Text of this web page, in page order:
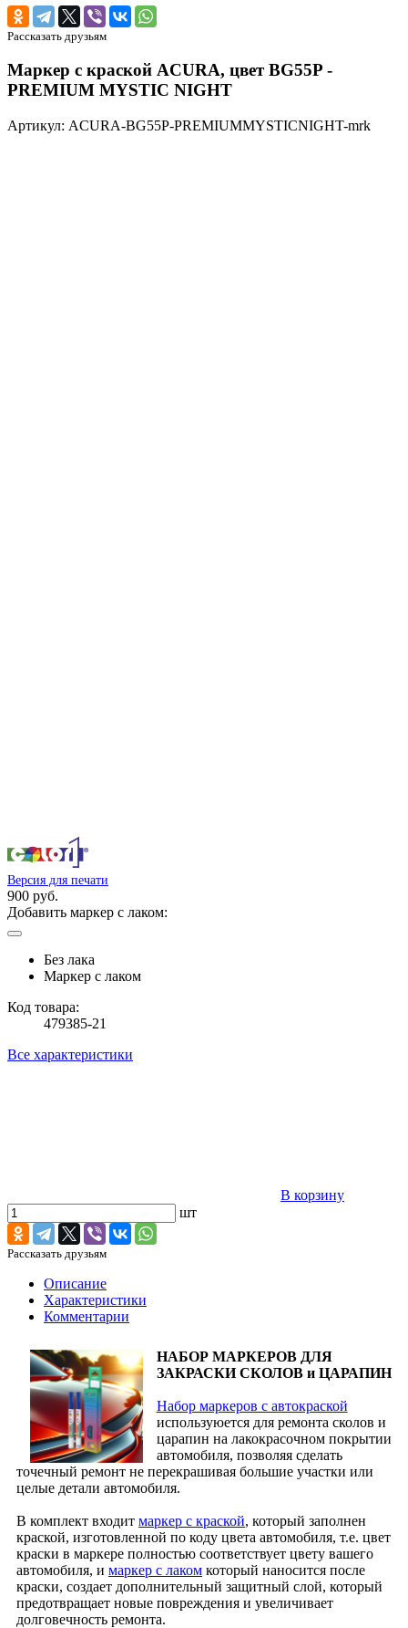
Рассказать друзьям
Маркер с краской ACURA, цвет BG55P -
PREMIUM MYSTIC NIGHT
Артикул: ACURA-BG55P-PREMIUMMYSTICNIGHT-mrk
Версия для печати
900 руб.
Добавить маркер с лаком:
Без лака
Маркер с лаком
Код товара:
479385-21
Все характеристики
В корзину
шт
Рассказать друзьям
Описание
Характеристики
Комментарии
НАБОР МАРКЕРОВ ДЛЯ
ЗАКРАСКИ СКОЛОВ и ЦАРАПИН
Набор маркеров с автокраской
используюется для ремонта сколов и
царапин на лакокрасочном покрытии
автомобиля, позволяя сделать
точечный ремонт не перекрашивая большие участки или
целые детали автомобиля.
В комплект входит маркер с краской, который заполнен
краской, изготовленной по коду цвета автомобиля, т.е. цвет
краски в маркере полностью соответствует цвету вашего
автомобиля, и маркер с лаком который наносится после
краски, создает дополнительный защитный слой, который
предотвращает новые повреждения и увеличивает
долговечность ремонта.